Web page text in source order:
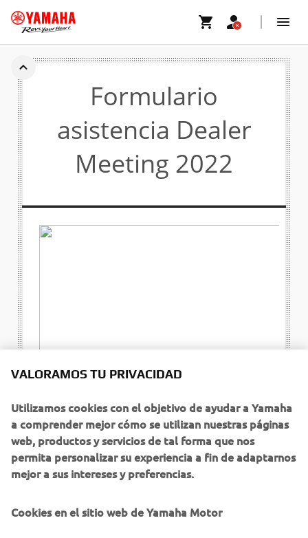
VALORAMOS TU PRIVACIDAD
Utilizamos cookies con el objetivo de ayudar a Yamaha
a comprender mejor cómo se utilizan nuestras páginas
web, productos y servicios de tal forma que nos
permita personalizar su experiencia a fin de adaptarnos
mejor a sus intereses y preferencias.
Cookies en el sitio web de Yamaha Motor